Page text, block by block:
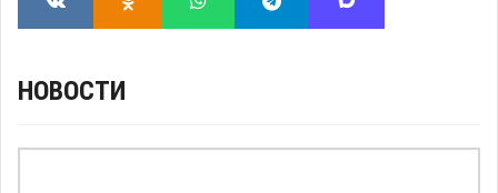
НОВОСТИ